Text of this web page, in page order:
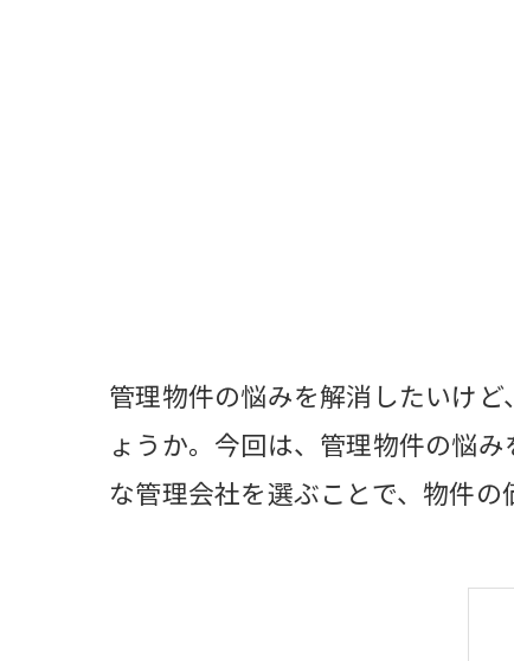
管理物件の悩みを解消したいけ
ょうか。今回は、管理物件の悩
な管理会社を選ぶことで、物件